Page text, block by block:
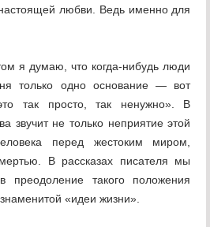
любви. Ведь именно для
я думаю, что когда-нибудь люди
только одно основание — вот
так просто, так ненужно». В
звучит не только неприятие этой
перед жестоким миром,
В рассказах писателя мы
преодоление такого положения
«идеи жизни».